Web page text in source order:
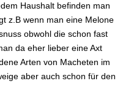
Haushalt befinden man
z.B wenn man eine Melone
obwohl die schon fast
da eher lieber eine Axt
Arten von Macheten im
aber auch schon für den